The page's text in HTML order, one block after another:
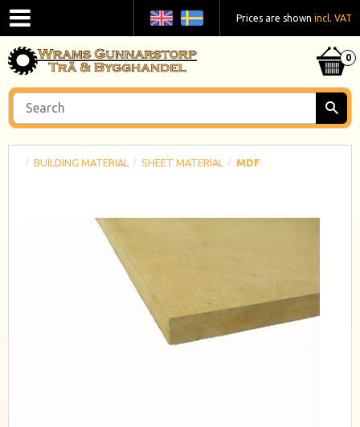
Prices are shown incl. VAT
BUILDING MATERIAL SHEET MATERIAL MDF